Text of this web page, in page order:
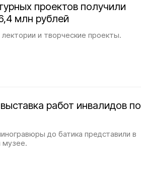
проектов получили
млн рублей
и творческие проекты.
работ инвалидов по
до батика представили в
музее.